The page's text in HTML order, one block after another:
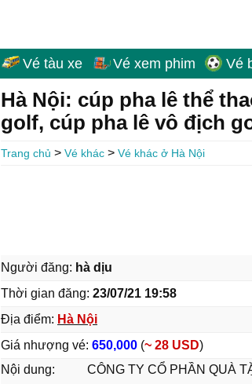
Vé tàu xe Vé xem phim Vé
Hà Nội: cúp pha lê thể
golf, cúp pha lê vô địch
Trang chủ > Vé khác > Vé khác ở Hà Nội
Người đăng: hà dịu
Thời gian đăng: 23/07/21 19:58
Địa điểm: Hà Nội
Giá nhượng vé: 650,000 (~ 28 USD)
Nội dung:
CÔNG TY CỔ PHẦN QUÀ